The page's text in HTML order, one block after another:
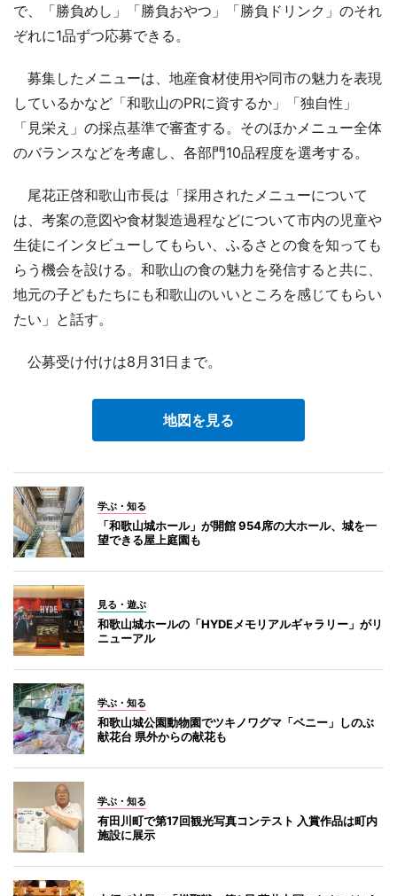
で、「勝負めし」「勝負おやつ」「勝負ドリンク」のそれ
ぞれに1品ずつ応募できる。
募集したメニューは、地産食材使用や同市の魅力を表現
しているかなど「和歌山のPRに資するか」「独自性」
「見栄え」の採点基準で審査する。そのほかメニュー全体
のバランスなどを考慮し、各部門10品程度を選考する。
尾花正啓和歌山市長は「採用されたメニューについて
は、考案の意図や食材製造過程などについて市内の児童や
生徒にインタビューしてもらい、ふるさとの食を知っても
らう機会を設ける。和歌山の食の魅力を発信すると共に、
地元の子どもたちにも和歌山のいいところを感じてもらい
たい」と話す。
公募受け付けは8月31日まで。
地図を見る
学ぶ・知る
「和歌山城ホール」が開館 954席の大ホール、城を一
望できる屋上庭園も
見る・遊ぶ
和歌山城ホールの「HYDEメモリアルギャラリー」がリ
ニューアル
学ぶ・知る
和歌山城公園動物園でツキノワグマ「ベニー」しのぶ
献花台 県外からの献花も
学ぶ・知る
有田川町で第17回観光写真コンテスト 入賞作品は町内
施設に展示